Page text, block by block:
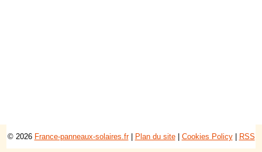
© 2026 France-panneaux-solaires.fr| Plan du site| Cookies Policy| RSS